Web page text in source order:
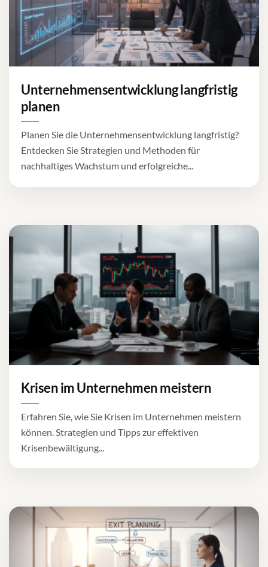
Unternehmensentwicklung langfristig
planen
Planen Sie die Unternehmensentwicklung langfristig?
Entdecken Sie Strategien und Methoden für
nachhaltiges Wachstum und erfolgreiche...
Krisen im Unternehmen meistern
Erfahren Sie, wie Sie Krisen im Unternehmen meistern
können. Strategien und Tipps zur effektiven
Krisenbewältigung...